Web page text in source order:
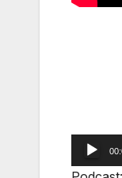
de